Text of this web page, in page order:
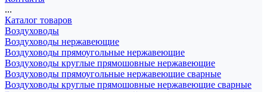
...
Каталог товаров
Воздуховоды
Воздуховоды нержавеющие
Воздуховоды прямоугольные нержавеющие
Воздуховоды круглые прямошовные нержавеющие
Воздуховоды прямоугольные нержавеющие сварные
Воздуховоды круглые прямошовные нержавеющие сварные